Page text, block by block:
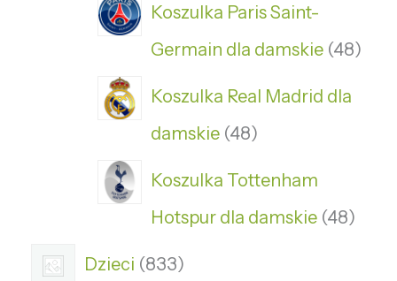
Koszulka Paris Saint-
Germain dla damskie 48
Koszulka Real Madrid dla
damskie 48
Koszulka Tottenham
Hotspur dla damskie 48
Dzieci 833